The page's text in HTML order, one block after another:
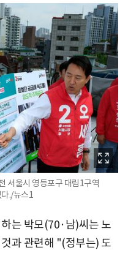
서울시 영등포구 대림1구역
./뉴스1
는 박모(70·남)씨는 노
과 관련해 "(정부는) 도